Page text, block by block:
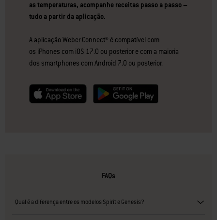
as temperaturas, acompanhe receitas passo a passo –
tudo a partir da aplicação.
A aplicação Weber Connect® é compatível com
os iPhones com iOS 17.0 ou posterior e com a maioria
dos smartphones com Android 7.0 ou posterior.
null
FAQs
Qual é a diferença entre os modelos Spirit e Genesis?